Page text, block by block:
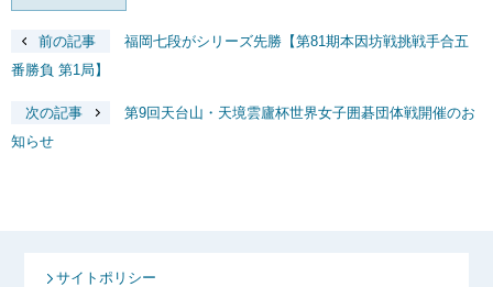
前の記事
福岡七段がシリーズ先勝【第81期本因坊戦挑戦手合五
番勝負 第1局】
次の記事
第9回天台山・天境雲廬杯世界女子囲碁団体戦開催のお
知らせ
サイトポリシー